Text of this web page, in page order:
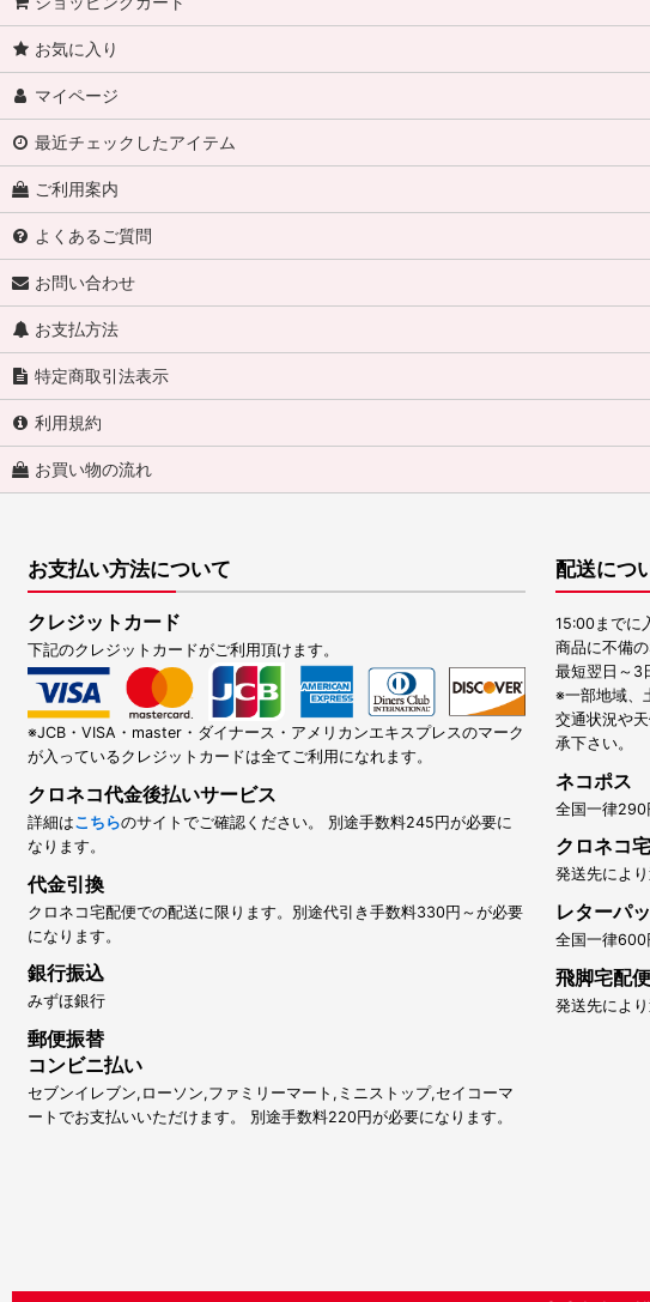
お気に入り
マイページ
最近チェックしたアイテム
ご利用案内
よくあるご質問
お問い合わせ
お支払方法
特定商取引法表示
利用規約
お買い物の流れ
お支払い方法について
クレジットカード
下記のクレジットカードがご利用頂けます。
※JCB・VISA・master・ダイナース・アメリカンエキスプレスのマーク
が入っているクレジットカードは全てご利用になれます。
クロネコ代金後払いサービス
詳細はこちらのサイトでご確認ください。 別途手数料245円が必要に
なります。
代金引換
クロネコ宅配便での配送に限ります。別途代引き手数料330円～が必要
になります。
銀行振込
みずほ銀行
郵便振替
コンビニ払い
セブンイレブン,ローソン,ファミリーマート,ミニストップ,セイコーマ
ートでお支払いいただけます。 別途手数料220円が必要になります。
配送につ
15:00までに
商品に不備
最短翌日～3
※一部地域、
交通状況や
承下さい。
ネコポス
全国一律290
クロネコ
発送先によ
レターパ
全国一律600
飛脚宅配
発送先により